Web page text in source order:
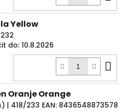
Yellow
do:10.8.2026
Oranje Orange
) | 418/233 EAN: 8436548873578